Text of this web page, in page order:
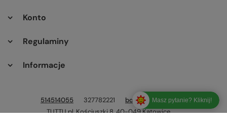
Konto
Regulaminy
Informacje
514514055 327782221
bok@tuttu.pl
TUTTU.pl,Kościuszki 8,40-049Katowice
Masz pytanie? Kliknij!